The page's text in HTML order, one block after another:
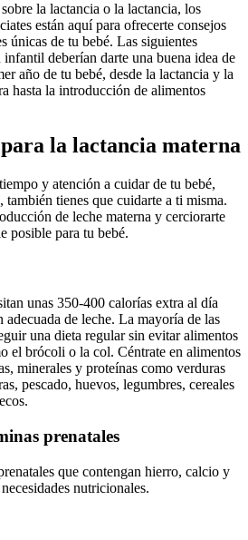
la lactancia o la lactancia, los
están aquí para ofrecerte consejos
únicas de tu bebé. Las siguientes
deberían darte una buena idea de
año de tu bebé, desde la lactancia y la
hasta la introducción de alimentos
la lactancia materna
y atención a cuidar de tu bebé,
también tienes que cuidarte a ti misma.
de leche materna y cerciorarte
posible para tu bebé.
unas 350-400 calorías extra al día
de leche. La mayoría de las
una dieta regular sin evitar alimentos
el brócoli o la col. Céntrate en alimentos
minerales y proteínas como verduras
pescado, huevos, legumbres, cereales
prenatales
que contengan hierro, calcio y
nutricionales.